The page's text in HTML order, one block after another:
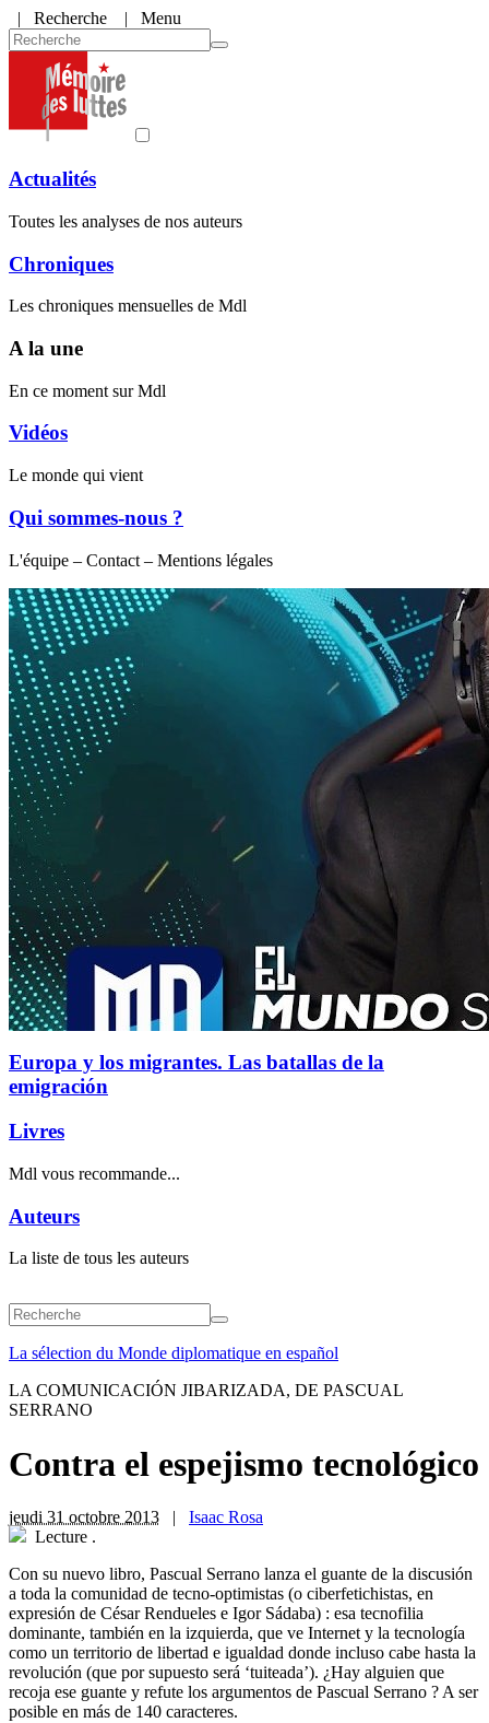
| Recherche | Menu
Actualités
Toutes les analyses de nos auteurs
Chroniques
Les chroniques mensuelles de Mdl
A la une
En ce moment sur Mdl
Vidéos
Le monde qui vient
Qui sommes-nous ?
L'équipe – Contact – Mentions légales
Europa y los migrantes. Las batallas de la
emigración
Livres
Mdl vous recommande...
Auteurs
La liste de tous les auteurs
La sélection du Monde diplomatique en español
LA COMUNICACIÓN JIBARIZADA, DE PASCUAL
SERRANO
Contra el espejismo tecnológico
jeudi 31 octobre 2013 | Isaac Rosa
Lecture .
Con su nuevo libro, Pascual Serrano lanza el guante de la discusión
a toda la comunidad de tecno-optimistas (o ciberfetichistas, en
expresión de César Rendueles e Igor Sádaba) : esa tecnofilia
dominante, también en la izquierda, que ve Internet y la tecnología
como un territorio de libertad e igualdad donde incluso cabe hasta la
revolución (que por supuesto será ‘tuiteada’). ¿Hay alguien que
recoja ese guante y refute los argumentos de Pascual Serrano ? A ser
posible en más de 140 caracteres.